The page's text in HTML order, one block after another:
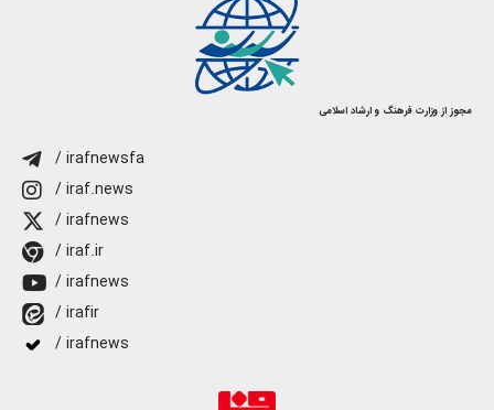
مجوز از وزارت فرهنگ و ارشاد اسلامی
/ irafnewsfa
/ iraf.news
/ irafnews
/ iraf.ir
/ irafnews
/ irafir
/ irafnews